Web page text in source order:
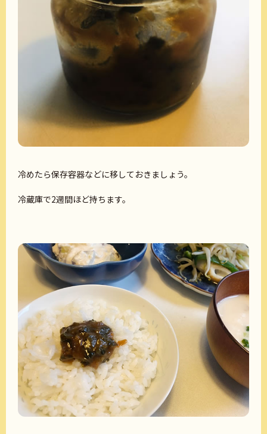
冷めたら保存容器などに移しておきましょう。
冷蔵庫で2週間ほど持ちます。